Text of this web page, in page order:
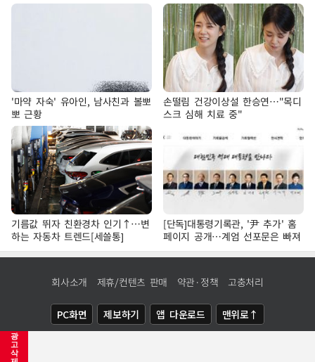
광
고
삭
'마약 자숙' 유아인, 남사친과 볼뽀
뽀 근황
손떨림 건강이상설 한승연…"목디
스크 심해 치료 중"
기름값 뛰자 친환경차 인기↑…변
하는 자동차 트렌드[세쓸통]
[단독]대통령기록관, '尹 추가' 홈
페이지 공개…계엄 선포문은 빠져
회사소개 제휴/컨텐츠 판매 약관·정책 고충처리
PC화면 제보하기 앱 다운로드 맨위로↑